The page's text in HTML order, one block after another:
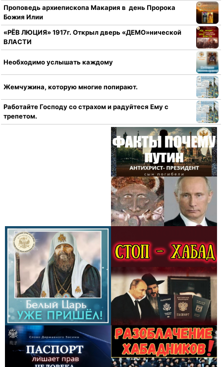
Проповедь архиепископа Макария в день Пророка
Божия Илии
«РЁВ ЛЮЦИЯ» 1917г. Открыл дверь «ДЕМО»нической
ВЛАСТИ
Необходимо услышать каждому
Жемчужина, которую многие попирают.
Работайте Господу со страхом и радуйтеся Ему с
трепетом.